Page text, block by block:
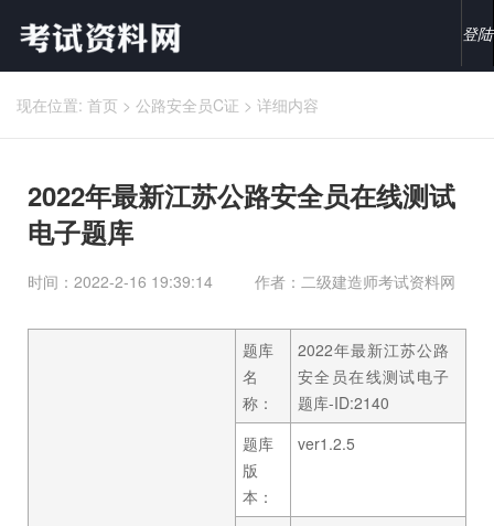
登陆
现在位置: 首页 > 公路安全员C证 > 详细内容
2022年最新江苏公路安全员在线测试
电子题库
时间：2022-2-16 19:39:14 作者：二级建造师考试资料网
题库
名
称：
2022年最新江苏公路
安全员在线测试电子
题库-ID:2140
题库
版
本：
ver1.2.5